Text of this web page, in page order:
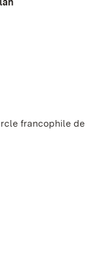
francophile de